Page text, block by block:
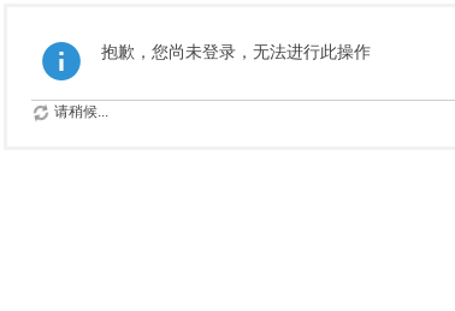
抱歉，您尚未登录，无法进行此操作
请稍候...